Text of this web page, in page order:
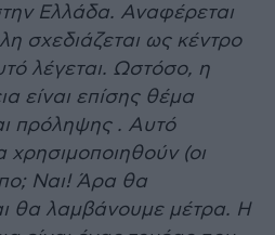
Ελλάδα. Αναφέρεται
σχεδιάζεται ως κέντρο
λέγεται. Ωστόσο, η
είναι επίσης θέμα
πρόληψης . Αυτό
(οι
Ναι! Άρα θα
θα λαμβάνουμε μέτρα. Η